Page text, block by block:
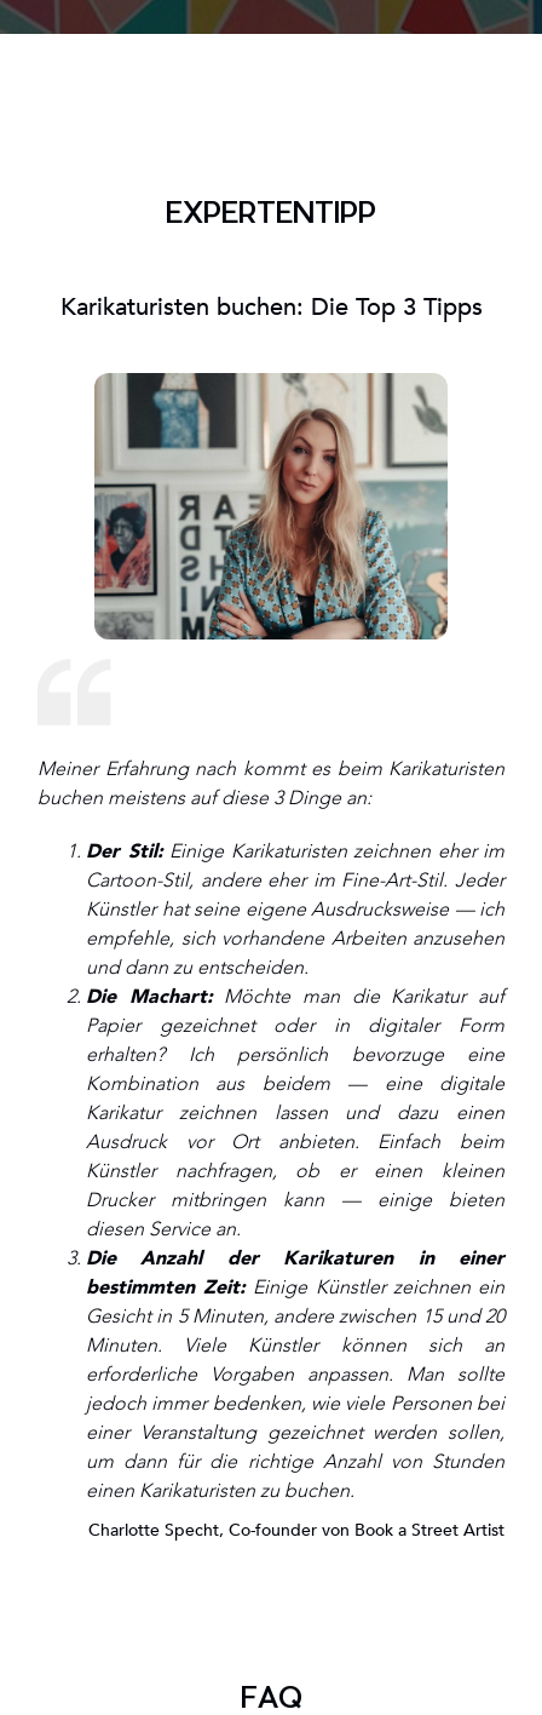
EXPERTENTIPP
Karikaturisten buchen: Die Top 3 Tipps
Meiner Erfahrung nach kommt es beim Karikaturisten
buchen meistens auf diese 3 Dinge an:
Der Stil:Einige Karikaturisten zeichnen eher im
Cartoon-Stil, andere eher im Fine-Art-Stil. Jeder
Künstler hat seine eigene Ausdrucksweise — ich
empfehle, sich vorhandene Arbeiten anzusehen
und dann zu entscheiden.
Die Machart:Möchte man die Karikatur auf
Papier gezeichnet oder in digitaler Form
erhalten? Ich persönlich bevorzuge eine
Kombination aus beidem — eine digitale
Karikatur zeichnen lassen und dazu einen
Ausdruck vor Ort anbieten. Einfach beim
Künstler nachfragen, ob er einen kleinen
Drucker mitbringen kann — einige bieten
diesen Service an.
Die Anzahl der Karikaturen in einer
bestimmten Zeit:Einige Künstler zeichnen ein
Gesicht in 5 Minuten, andere zwischen 15 und 20
Minuten. Viele Künstler können sich an
erforderliche Vorgaben anpassen. Man sollte
jedoch immer bedenken, wie viele Personen bei
einer Veranstaltung gezeichnet werden sollen,
um dann für die richtige Anzahl von Stunden
einen Karikaturisten zu buchen.
Charlotte Specht, Co-founder von Book a Street Artist
FAQ